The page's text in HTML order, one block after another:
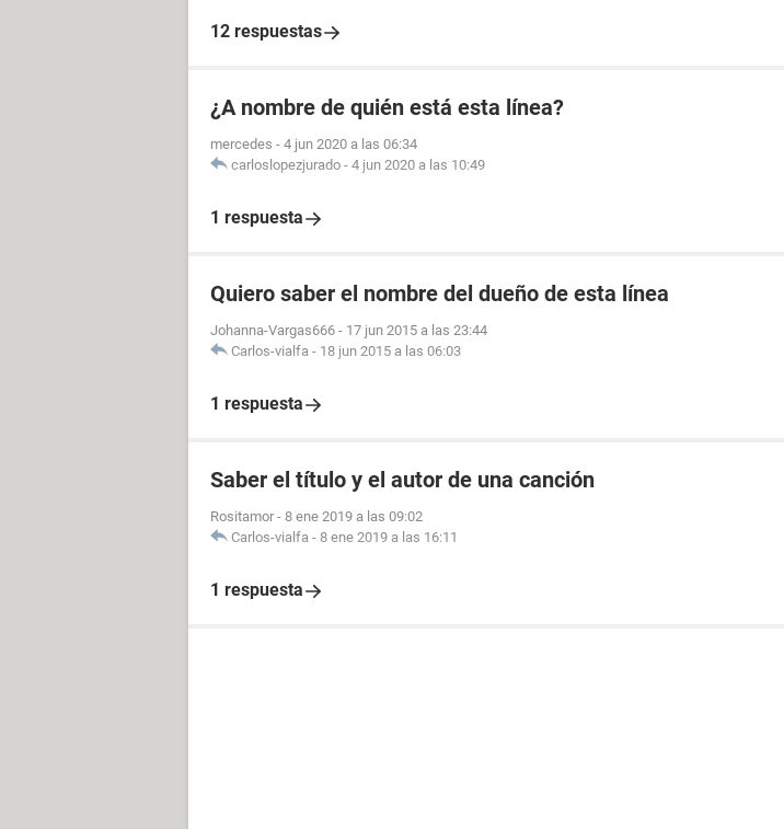
12 respuestas
¿A nombre de quién está esta línea?
mercedes - 4 jun 2020 a las 06:34
carloslopezjurado - 4 jun 2020 a las 10:49
1 respuesta
Quiero saber el nombre del dueño de esta línea
Johanna-Vargas666 - 17 jun 2015 a las 23:44
Carlos-vialfa - 18 jun 2015 a las 06:03
1 respuesta
Saber el título y el autor de una canción
Rositamor - 8 ene 2019 a las 09:02
Carlos-vialfa - 8 ene 2019 a las 16:11
1 respuesta